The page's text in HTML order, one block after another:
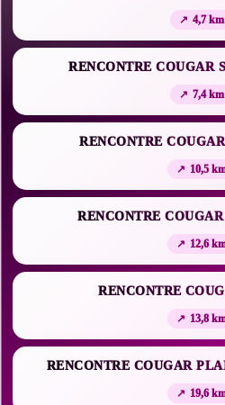
4,7 km
RENCONTRE COUGAR
7,4 km
RENCONTRE
10,5
RENCONTRE
12,6
RENCONTRE
13,8
RENCONTRE COUGAR
19,6